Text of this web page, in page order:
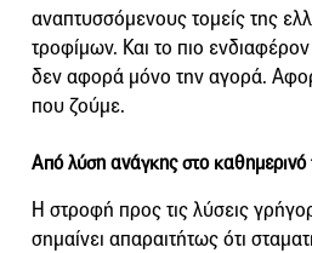
αναπτυσσόμενους τομείς της
τροφίμων. Και το πιο
δεν αφορά μόνο την αγορά.
που ζούμε.
Από λύση ανάγκης στο καθημερινό
Η στροφή προς τις λύσεις
σημαίνει απαραιτήτως ότι